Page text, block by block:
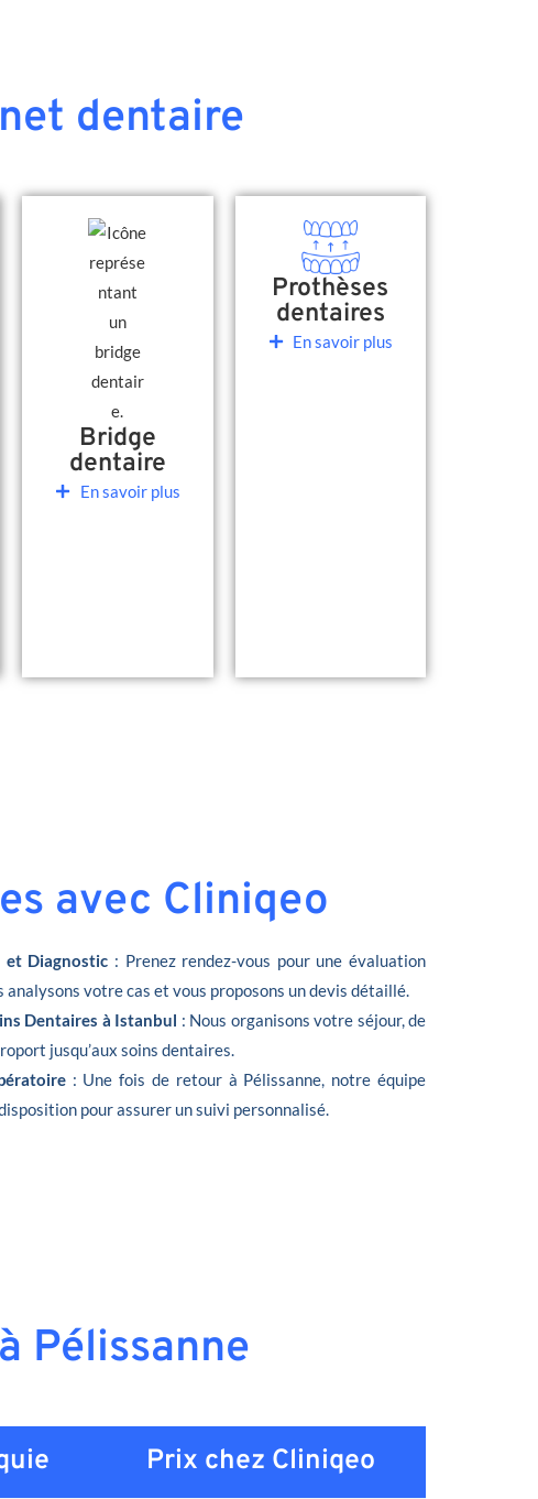
dentaire
Bridge
dentaire
En savoir plus
Prothèses
dentaires
En savoir plus
avec Cliniqeo
Diagnostic : Prenez rendez-vous pour une évaluation
analysons votre cas et vous proposons un devis détaillé.
Dentaires à Istanbul : Nous organisons votre séjour, de
jusqu’aux soins dentaires.
: Une fois de retour à Pélissanne, notre équipe
pour assurer un suivi personnalisé.
Pélissanne
Prix chez Cliniqeo